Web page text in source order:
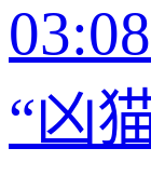
03:08
“凶